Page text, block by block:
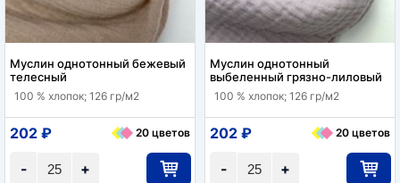
Муслин однотонный бежевый
телесный
100 % хлопок; 126 гр/м2
+
-
202 ₽ 20 цветов
Муслин однотонный
выбеленный грязно-лиловый
100 % хлопок; 126 гр/м2
+
-
202 ₽ 20 цветов